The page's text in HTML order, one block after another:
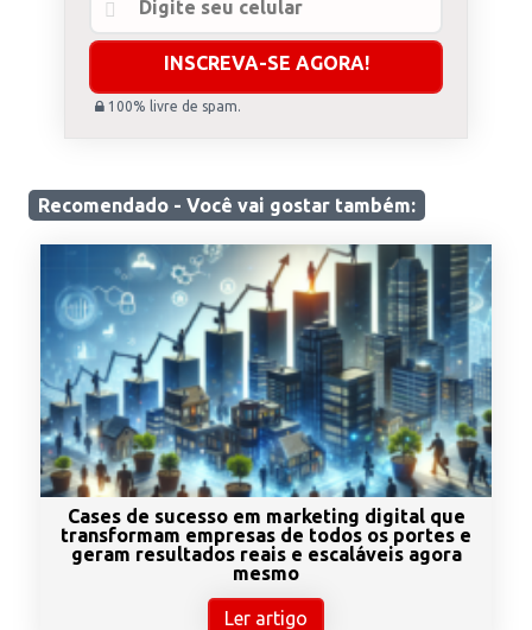
100% livre de spam.
Recomendado - Você vai gostartambém:
Cases de sucesso em marketing digital que
transformam empresas de todos os portes e
geram resultados reais e escaláveis agora
mesmo
Ler artigo